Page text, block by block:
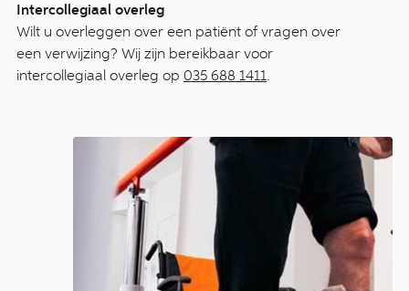
Intercollegiaal overleg
Wilt u overleggen over een patiënt of vragen over
een verwijzing? Wij zijn bereikbaar voor
intercollegiaal overleg op 035 688 1411.